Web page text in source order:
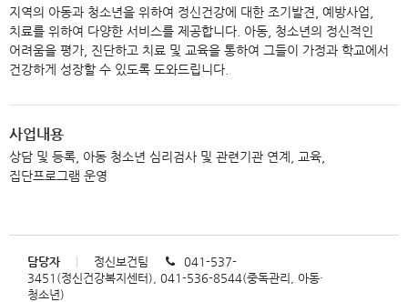
지역의 아동과 청소년을 위하여 정신건강에 대한 조기발견, 예방사업,
치료를 위하여 다양한 서비스를 제공합니다. 아동, 청소년의 정신적인
어려움을 평가, 진단하고 치료 및 교육을 통하여 그들이 가정과 학교에서
건강하게 성장할 수 있도록 도와드립니다.
사업내용
상담 및 등록, 아동 청소년 심리검사 및 관련기관 연계, 교육,
집단프로그램 운영
담당자 정신보건팀
041-537-
3451(정신건강복지센터), 041-536-8544(중독관리, 아동·
청소년)